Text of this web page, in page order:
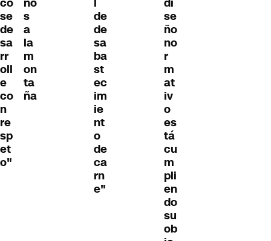
se
de
sa
rr
oll
e
co
n
re
sp
et
o"
s
a
la
m
on
ta
ña
de
de
sa
ba
st
ec
im
ie
nt
o
de
ca
rn
e"
se
ño
no
r
m
at
iv
o
es
tá
cu
m
pli
en
do
su
ob